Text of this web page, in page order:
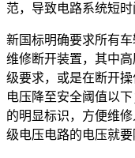
范，导致电路系统短时
新国标明确要求所有
维修断开装置，其中
级要求，或是在断开
电压降至安全阈值以
的明显标识，方便维
级电压电路的电压就要